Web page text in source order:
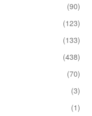
(90)
(123)
(133)
(438)
(70)
(3)
(1)